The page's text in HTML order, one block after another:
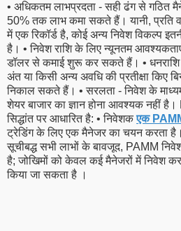
• अधिकतम लाभप्रदता - सही ढंग से गठित
50% तक लाभ कमा सकते हैं। यानी, प्रति
में एक रिकॉर्ड है, कोई अन्य निवेश विकल्प
है। • निवेश राशि के लिए न्यूनतम
डॉलर से कमाई शुरू कर सकते हैं। •
अंत या किसी अन्य अवधि की प्रतीक्षा किए
निकाल सकते हैं। • सरलता - निवेश के
शेयर बाजार का ज्ञान होना आवश्यक नहीं
सिद्धांत पर आधारित है: • निवेशकएक
ट्रेडिंग के लिए एक मैनेजर का चयन करता है।
सूचीबद्ध सभी लाभों के बावजूद, PAMM
है; जोखिमों को केवल कई मैनेजरों में निवेश
किया जा सकता है ।